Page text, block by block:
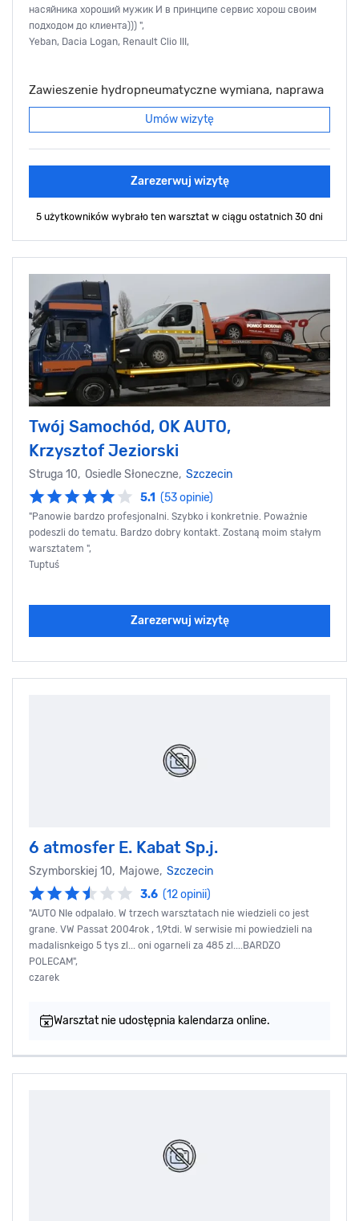
насяйника хороший мужик И в принципе сервис хорош своим
подходом до клиента))) ",
Yeban, Dacia Logan, Renault Clio III,
Zawieszenie hydropneumatyczne wymiana, naprawa
Umów wizytę
Zarezerwuj wizytę
5 użytkowników wybrało ten warsztat w ciągu ostatnich 30 dni
Twój Samochód, OK AUTO,
Krzysztof Jeziorski
Struga 10, Osiedle Słoneczne, Szczecin
5.1 (53 opinie)
"Panowie bardzo profesjonalni. Szybko i konkretnie. Poważnie
podeszli do tematu. Bardzo dobry kontakt. Zostaną moim stałym
warsztatem ",
Tuptuś
Zarezerwuj wizytę
6 atmosfer E. Kabat Sp.j.
Szymborskiej 10, Majowe, Szczecin
3.6 (12 opinii)
"AUTO NIe odpalało. W trzech warsztatach nie wiedzieli co jest
grane. VW Passat 2004rok , 1,9tdi. W serwisie mi powiedzieli na
madalisnkeigo 5 tys zl... oni ogarneli za 485 zl....BARDZO
POLECAM",
czarek
Warsztat nie udostępnia kalendarza online.